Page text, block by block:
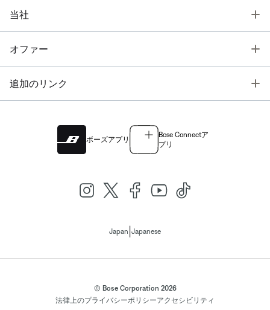
当社
オファー
追加のリンク
ボーズアプリ
Bose Connectア
プリ
Japan Japanese
© Bose Corporation 2026
法律上のプライバシーポリシーアクセシビリティ